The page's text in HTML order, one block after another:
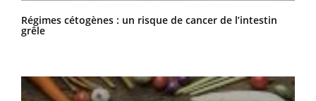
Régimes cétogènes : un risque de cancer de l’intestin
grêle